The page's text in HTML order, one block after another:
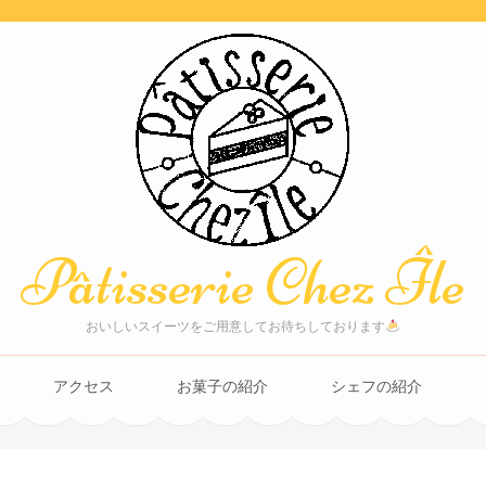
Pâtisserie Chez Île
おいしいスイーツをご用意してお待ちしております
アクセス お菓子の紹介 シェフの紹介